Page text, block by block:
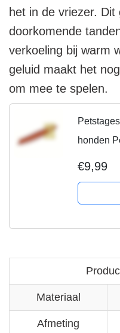
het in de vriezer.
doorkomende
verkoeling bij warm
geluid maakt het
om mee te spelen.
honden
€9,99
Materiaal
Afmeting